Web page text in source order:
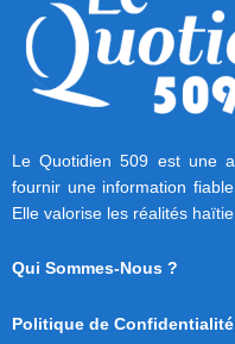
Le Quotidien 509 est une
fournir une information
Elle valorise les réalités
Qui Sommes-Nous ?
Politique de Confidentialité